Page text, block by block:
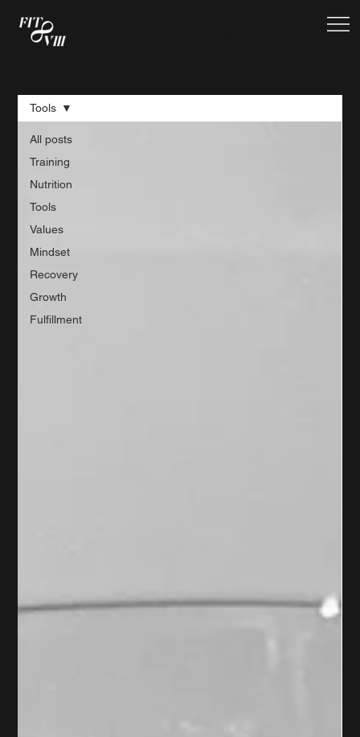
All posts
Training
Nutrition
Tools
Values
Mindset
Recovery
Growth
Fulfillment
Tools